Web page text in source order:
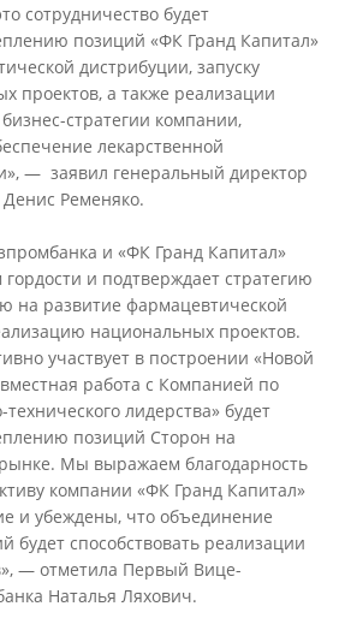
сотрудничество будет
позиций «ФК Гранд Капитал»
дистрибуции, запуску
проектов, а также реализации
стратегии компании,
лекарственной
— заявил генеральный директор
Ременяко.
и «ФК Гранд Капитал»
и подтверждает стратегию
на развитие фармацевтической
национальных проектов.
участвует в построении «Новой
работа с Компанией по
лидерства» будет
позиций Сторон на
Мы выражаем благодарность
компании «ФК Гранд Капитал»
и убеждены, что объединение
будет способствовать реализации
— отметила Первый Вице-
Наталья Ляхович.